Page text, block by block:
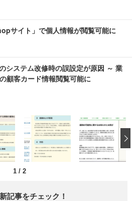
サイト」で個人情報が閲覧可能に
システム改修時の誤設定が原因 ～ 業
顧客カード情報閲覧可能に
1 / 2
記事をチェック！